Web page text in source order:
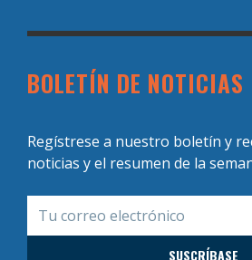
BOLETÍN DE NOTICIAS
Regístrese a nuestro boletín y
noticias y el resumen de la